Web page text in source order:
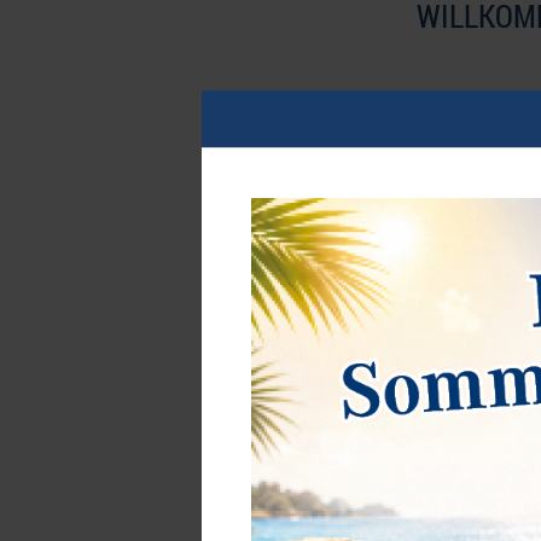
Die Welt des Sammelns ist
NEUHEITEN
Neuheit
Kassette BASIC mit